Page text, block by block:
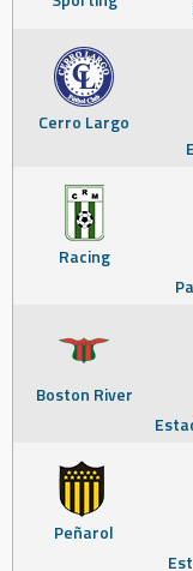
Cerro Largo
Racing
Boston River
Peñarol